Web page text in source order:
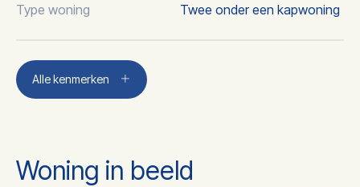
Type woning Twee onder een kapwoning
Aantal kamers
Alle kenmerken
Woning in beeld